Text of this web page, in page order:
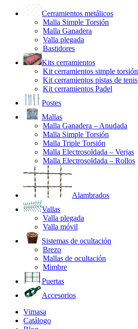
Cerramientos metálicos
Malla Simple Torsión
Malla Ganadera
Valla plegada
Bastidores
Kits cerramientos
Kit cerramientos simple torsión
Kit cerramientos pistas de tenis
Kit cerramientos Padel
Postes
Mallas
Malla Ganadera – Anudada
Malla Simple Torsión
Malla Triple Torsión
Malla Electrosoldada – Verjas
Malla Electrosoldada – Rollos
Alambrados
Vallas
Valla plegada
Valla móvil
Sistemas de ocultación
Brezo
Mallas de ocultación
Mimbre
Puertas
Accesorios
Vimasa
Catálogo